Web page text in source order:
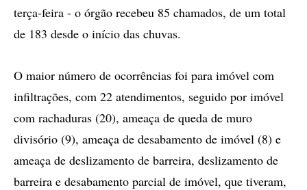
terça-feira - o órgão recebeu 85 chamados, de um total
de 183 desde o início das chuvas.
O maior número de ocorrências foi para imóvel com
infiltrações, com 22 atendimentos, seguido por imóvel
com rachaduras (20), ameaça de queda de muro
divisório (9), ameaça de desabamento de imóvel (8) e
ameaça de deslizamento de barreira, deslizamento de
barreira e desabamento parcial de imóvel, que tiveram,